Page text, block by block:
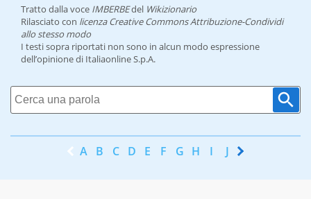
Tratto dalla voce IMBERBEdel Wikizionario
Rilasciato con licenza Creative Commons Attribuzione-Condividi
allo stesso modo
I testi sopra riportati non sono in alcun modo espressione
dell’opinione di Italiaonline S.p.A.
A B C D E F G H I J K